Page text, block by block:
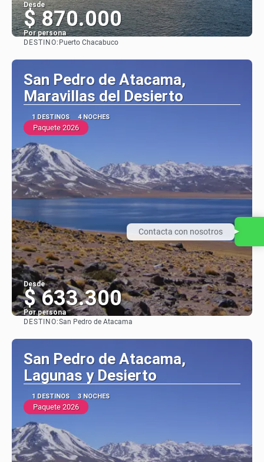
Desde
$ 870.000
Por persona
DESTINO: Puerto Chacabuco
San Pedro de Atacama,
Maravillas del Desierto
1 DESTINOS 4 NOCHES
Paquete 2026
Desde
$ 633.300
Por persona
DESTINO:San Pedro de Atacama
San Pedro de Atacama,
Lagunas y Desierto
1 DESTINOS 3 NOCHES
Paquete 2026
Contacta con nosotros